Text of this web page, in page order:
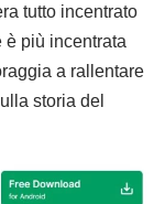
tutto incentrato
più incentrata
a rallentare
storia del